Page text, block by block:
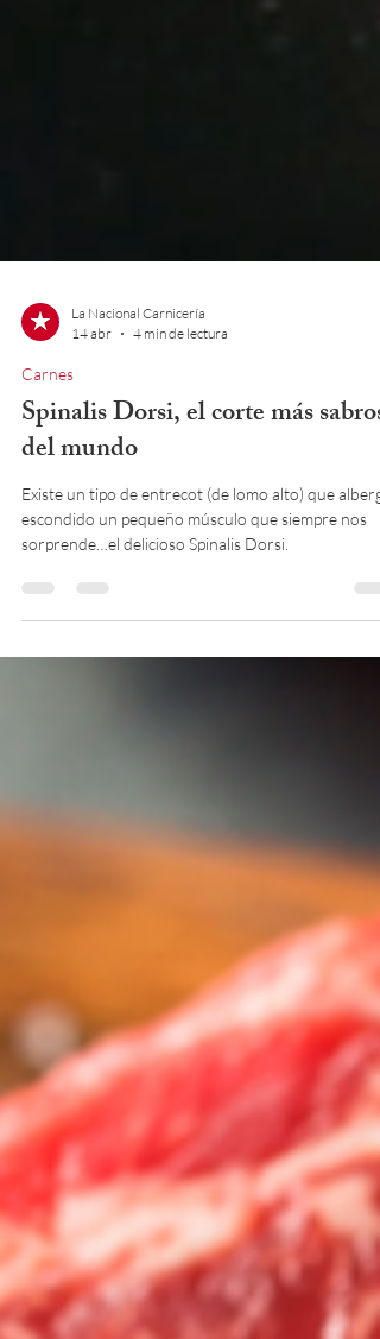
14 abr
Carnes
Spinalis Dorsi, el corte más sabroso
del mundo
Existe un tipo de entrecot (de lomo alto) que
escondido un pequeño músculo que siempre nos
sorprende…el delicioso Spinalis Dorsi.